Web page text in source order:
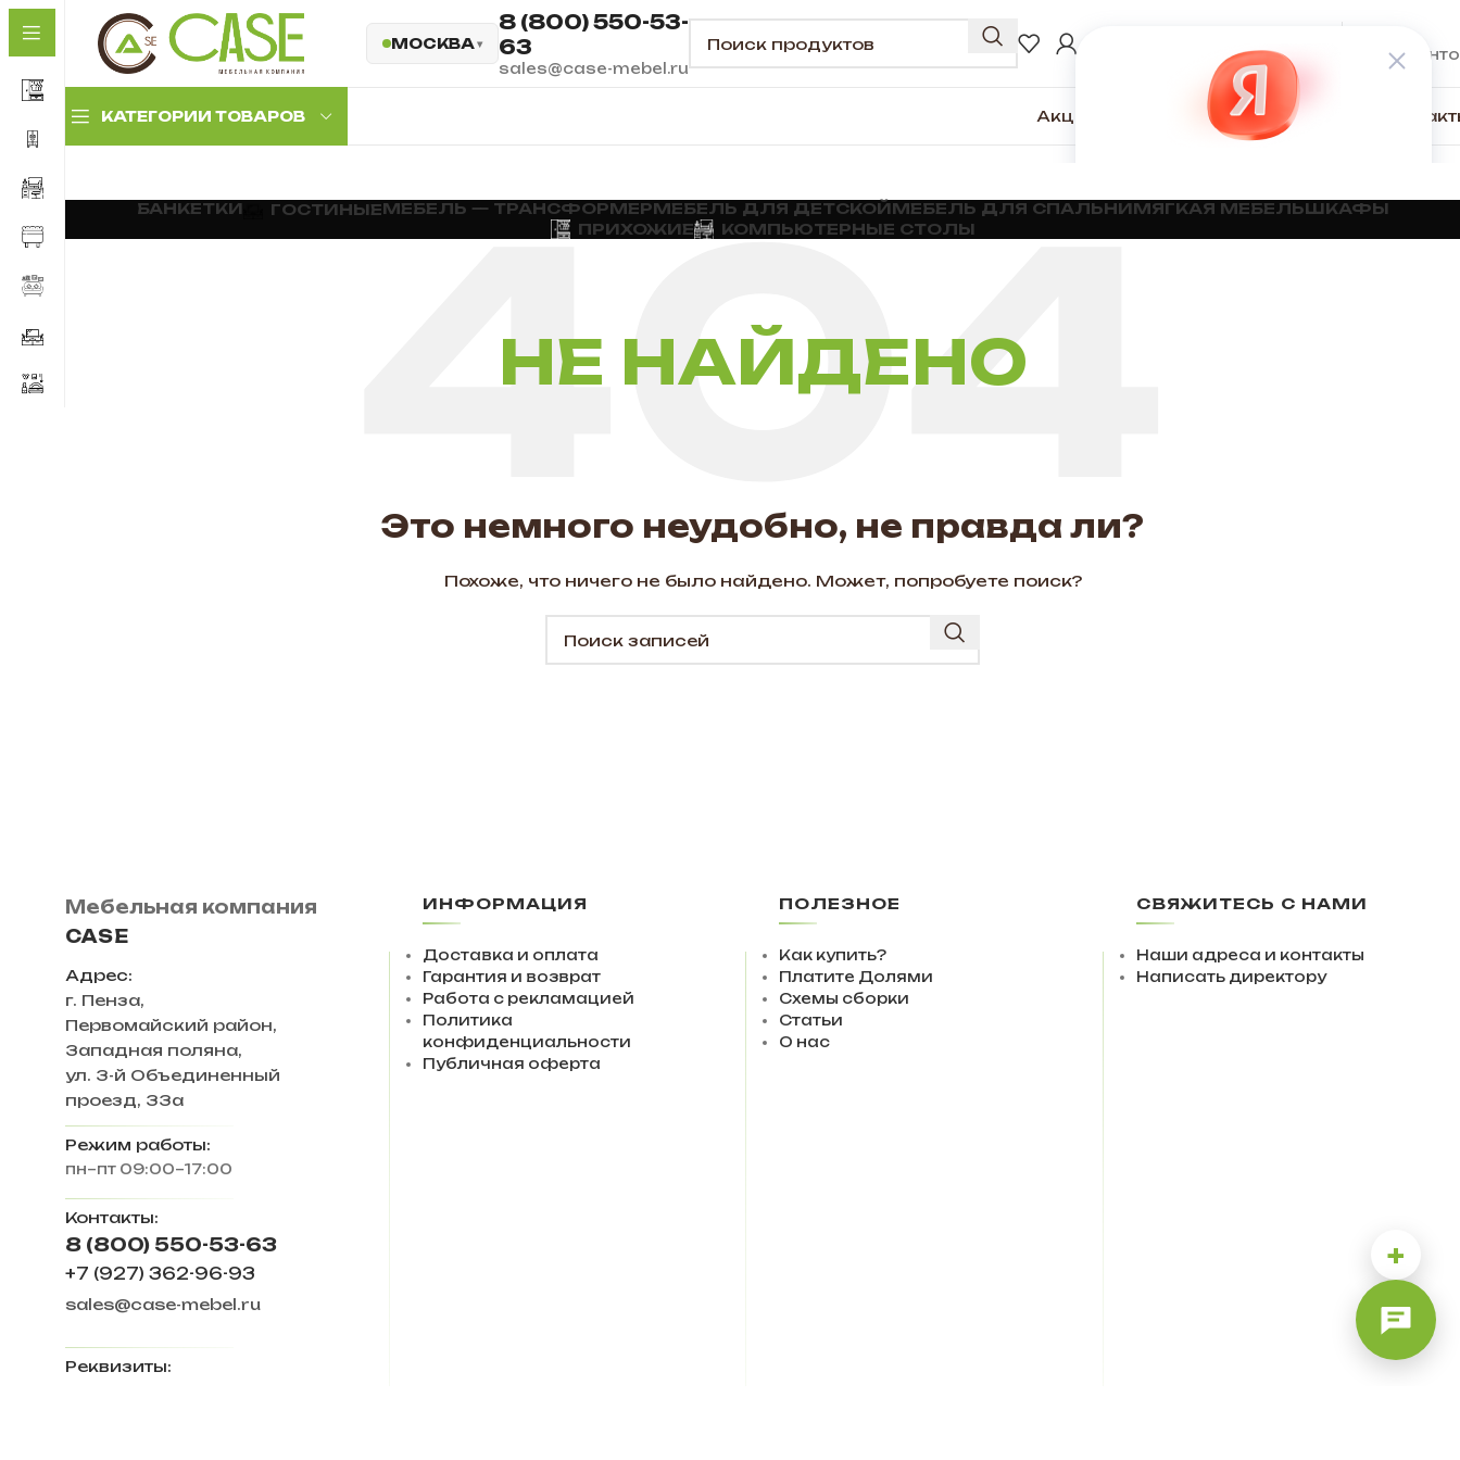
МОСКВА
8 (800) 550-53-
63
sales@case-mebel.ru
КАТЕГОРИИ ТОВАРОВ
прихожих
Акции Для покупателей О компании
БАНКЕТКИ ГОСТИНЫЕМЕБЕЛЬ — ТРАНСФОРМЕРМЕБЕЛЬ ДЛЯ ДЕТСКОЙМЕБЕЛЬ ДЛЯ СПАЛЬНИМЯГКАЯ МЕБЕЛЬШКАФЫ
ПРИХОЖИЕ
КОМПЬЮТЕРНЫЕ СТОЛЫ
НЕ НАЙДЕНО
Это немного неудобно, не правда ли?
Похоже, что ничего не было найдено. Может, попробуете поиск?
Мебельная компания
CASE
Адрес:
г. Пенза,
Первомайский район,
Западная поляна,
ул. 3-й Объединенный
проезд, 33а
Режим работы:
пн–пт 09:00–17:00
Контакты:
8 (800) 550-53-63
+7 (927) 362-96-93
sales@case-mebel.ru
Реквизиты:
ИНФОРМАЦИЯ
Доставка и оплата
Гарантия и возврат
Работа с рекламацией
Политика
конфиденциальности
Публичная оферта
ПОЛЕЗНОЕ
Как купить?
Платите Долями
Схемы сборки
Статьи
О нас
СВЯЖИТЕСЬ С НАМИ
Наши адреса и контакты
Написать директору
+